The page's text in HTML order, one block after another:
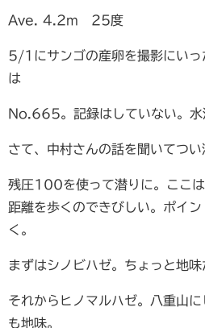
Ave. 4.2m 25度
5/1にサンゴの産卵を撮影にいっ
は
No.665。記録はしていない。水
さて、中村さんの話を聞いてつい
残圧100を使って潜りに。ここ
距離を歩くのできびしい。ポイ
く。
まずはシノビハゼ。ちょっと地味
それからヒノマルハゼ。八重山
も地味。